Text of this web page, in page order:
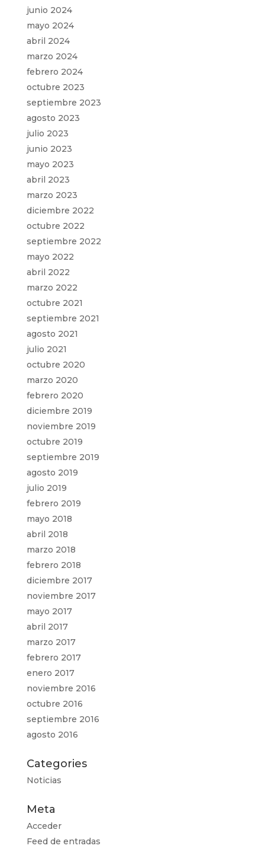
junio 2024
mayo 2024
abril 2024
marzo 2024
febrero 2024
octubre 2023
septiembre 2023
agosto 2023
julio 2023
junio 2023
mayo 2023
abril 2023
marzo 2023
diciembre 2022
octubre 2022
septiembre 2022
mayo 2022
abril 2022
marzo 2022
octubre 2021
septiembre 2021
agosto 2021
julio 2021
octubre 2020
marzo 2020
febrero 2020
diciembre 2019
noviembre 2019
octubre 2019
septiembre 2019
agosto 2019
julio 2019
febrero 2019
mayo 2018
abril 2018
marzo 2018
febrero 2018
diciembre 2017
noviembre 2017
mayo 2017
abril 2017
marzo 2017
febrero 2017
enero 2017
noviembre 2016
octubre 2016
septiembre 2016
agosto 2016
Categories
Noticias
Meta
Acceder
Feed de entradas